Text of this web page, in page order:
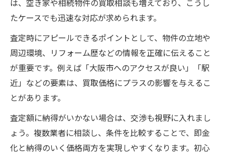
たケースでも迅速な対応が求められます。
査定時にアピールできるポイントとして、物件の立地や
周辺環境、リフォーム歴などの情報を正確に伝えること
が重要です。例えば「大阪市へのアクセスが良い」「駅
近」などの要素は、買取価格にプラスの影響を与えるこ
とがあります。
査定額に納得がいかない場合は、交渉も視野に入れまし
ょう。複数業者に相談し、条件を比較することで、即金
化と納得のいく価格両方を実現しやすくなります。初心